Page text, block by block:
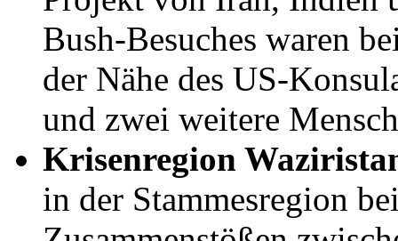
Bush-Besuches waren
der Nähe des US-
und zwei weitere
Krisenregion
in der Stammesregion